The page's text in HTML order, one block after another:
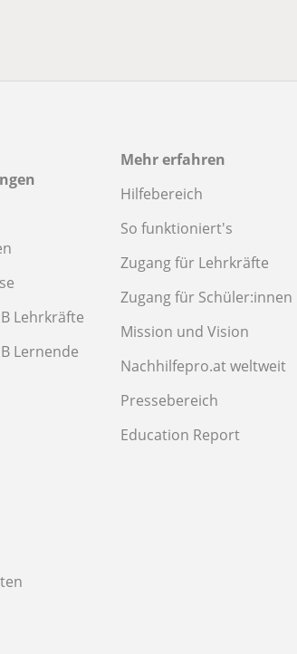
Lehrkräfte
Lernende
Mehr erfahren
Hilfebereich
So funktioniert's
Zugang für Lehrkräfte
Zugang für Schüler:innen
Mission und Vision
Nachhilfepro.at weltweit
Pressebereich
Education Report